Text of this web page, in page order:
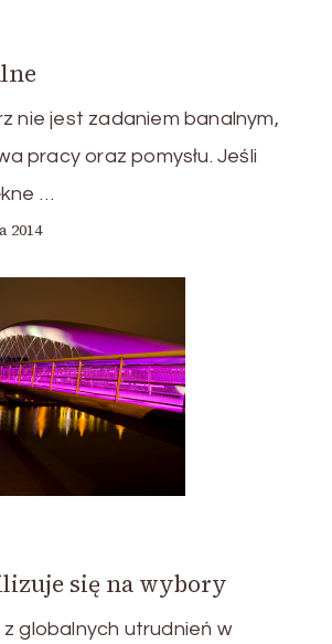
nie jest zadaniem banalnym,
pracy oraz pomysłu. Jeśli
…
2014
się na wybory
z globalnych utrudnień w